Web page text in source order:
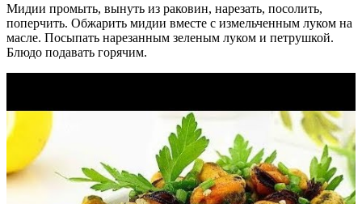
Мидии промыть, вынуть из раковин, нарезать, посолить,
поперчить. Обжарить мидии вместе с измельченным луком на
масле. Посыпать нарезанным зеленым луком и петрушкой.
Блюдо подавать горячим.